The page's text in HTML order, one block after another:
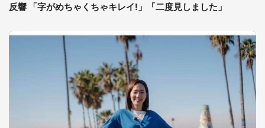
反響 「字がめちゃくちゃキレイ!」「二度見しました」